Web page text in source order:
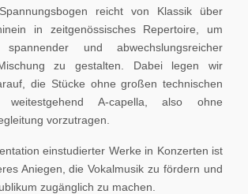
reicht von Klassik über
in zeitgenössisches Repertoire, um
und abwechslungsreicher
zu gestalten. Dabei legen wir
die Stücke ohne großen technischen
weitestgehend A-capella, also ohne
vorzutragen.
einstudierter Werke in Konzerten ist
Aniegen, die Vokalmusik zu fördern und
zugänglich zu machen.